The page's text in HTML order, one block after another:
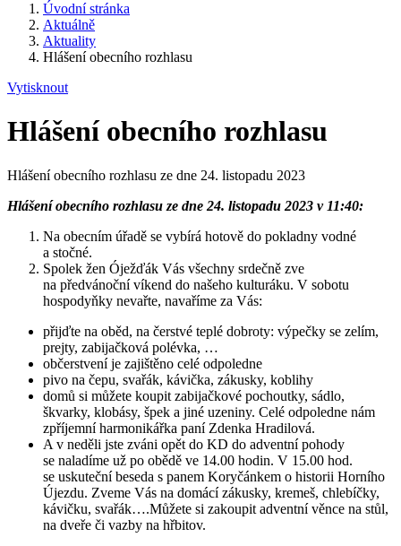
Úvodní stránka
Aktuálně
Aktuality
Hlášení obecního rozhlasu
Vytisknout
Hlášení obecního rozhlasu
Hlášení obecního rozhlasu ze dne 24. listopadu 2023
Hlášení obecního rozhlasu ze dne 24. listopadu 2023 v 11:40:
Na obecním úřadě se vybírá hotově do pokladny vodné
a stočné.
Spolek žen Óježďák Vás všechny srdečně zve
na předvánoční víkend do našeho kulturáku. V sobotu
hospodyňky nevařte, navaříme za Vás:
přijďte na oběd, na čerstvé teplé dobroty: výpečky se zelím,
prejty, zabijačková polévka, …
občerstvení je zajištěno celé odpoledne
pivo na čepu, svařák, kávička, zákusky, koblihy
domů si můžete koupit zabijačkové pochoutky, sádlo,
škvarky, klobásy, špek a jiné uzeniny. Celé odpoledne nám
zpříjemní harmonikářka paní Zdenka Hradilová.
A v neděli jste zváni opět do KD do adventní pohody
se naladíme už po obědě ve 14.00 hodin. V 15.00 hod.
se uskuteční beseda s panem Koryčánkem o historii Horního
Újezdu. Zveme Vás na domácí zákusky, kremeš, chlebíčky,
kávičku, svařák….Můžete si zakoupit adventní věnce na stůl,
na dveře či vazby na hřbitov.